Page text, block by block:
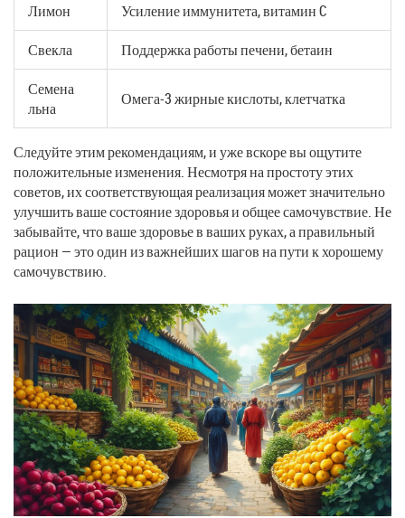
Лимон
Усиление иммунитета, витамин C
Свекла
Поддержка работы печени, бетаин
Семена
льна
Омега-3 жирные кислоты, клетчатка
Следуйте этим рекомендациям, и уже вскоре вы ощутите
положительные изменения. Несмотря на простоту этих
советов, их соответствующая реализация может значительно
улучшить ваше состояние здоровья и общее самочувствие. Не
забывайте, что ваше здоровье в ваших руках, а правильный
рацион — это один из важнейших шагов на пути к хорошему
самочувствию.